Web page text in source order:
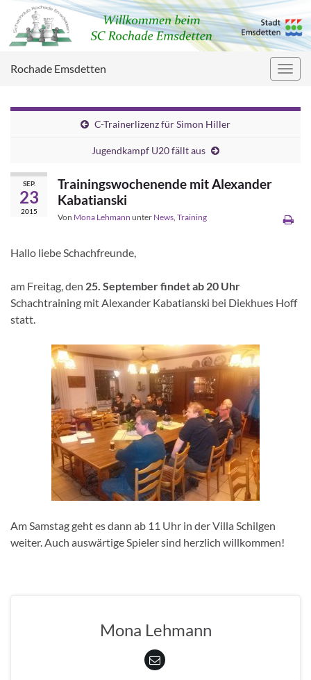
Rochade Emsdetten
C-Trainerlizenz für Simon Hiller
Jugendkampf U20 fällt aus
SEP.
23
2015
Trainingswochenende mit Alexander
Kabatianski
Von Mona Lehmann unter News Training
Hallo liebe Schachfreunde,
am Freitag, den 25. September findet ab 20 Uhr
Schachtraining mit Alexander Kabatianski bei Diekhues Hoff
statt.
Am Samstag geht es dann ab 11 Uhr in der Villa Schilgen
weiter. Auch auswärtige Spieler sind herzlich willkommen!
Mona Lehmann